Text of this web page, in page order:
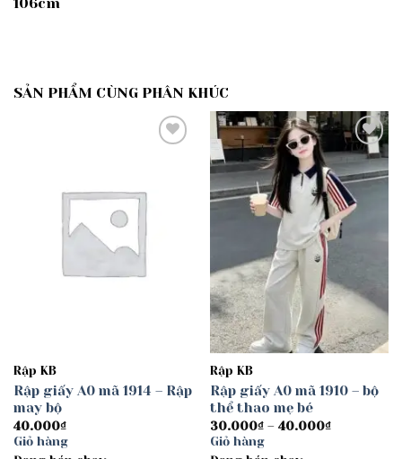
SẢN PHẨM CÙNG PHÂN KHÚC
Rập KB
Rập giấy A0 mã 1914 – Rập
may bộ
40.000₫
Giỏ hàng
Add to
wishlist
Rập KB
Rập giấy A0 mã 1910 – bộ
thể thao mẹ bé
30.000₫ – 40.000₫Khoảng
Giỏ hàng